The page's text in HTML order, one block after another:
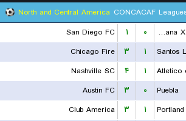
North and Central America CONCACAF
San Diego FC
۱ ۰
Club Tijuana Xoloitzcuintles de Caliente
Chicago Fire
۳ ۱
Santos
Nashville SC
۴ ۱
Atletico
Austin FC
۳ ۰
Puebla
Club America
۳ ۱